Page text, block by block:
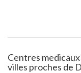
Centres
villes proches de